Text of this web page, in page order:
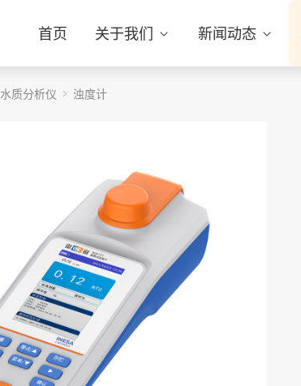
首页 关于我们 新闻动态
水质分析仪 浊度计